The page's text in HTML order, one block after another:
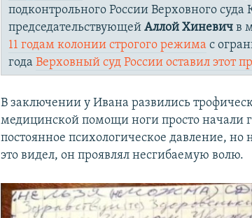
подконтрольного России Верховного суда
председательствующейАллой Хиневич в
11 годам колонии строгого режима с
годаВерховный суд России оставил этот
В заключении у Ивана развились
медицинской помощи ноги просто начали
постоянное психологическое давление, но
это видел, он проявлял несгибаемую волю.